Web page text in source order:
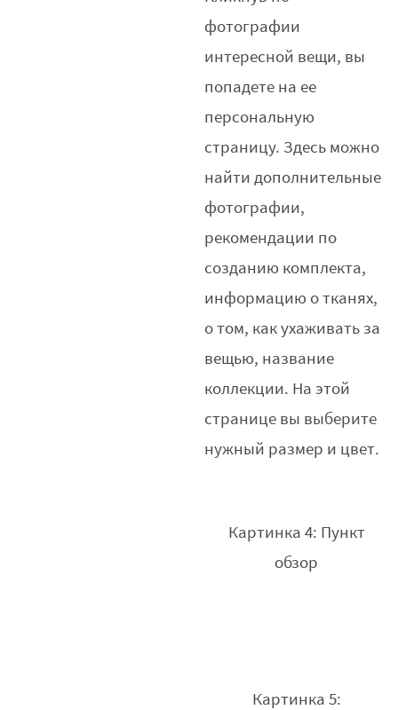
фотографии
интересной вещи, вы
попадете на ее
персональную
страницу. Здесь можно
найти дополнительные
фотографии,
рекомендации по
созданию комплекта,
информацию о тканях,
о том, как ухаживать за
вещью, название
коллекции. На этой
странице вы выберите
нужный размер и цвет.
Картинка 4: Пункт
обзор
Картинка 5: